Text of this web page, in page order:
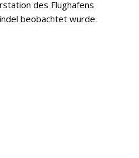
des Flughafens
beobachtet wurde.